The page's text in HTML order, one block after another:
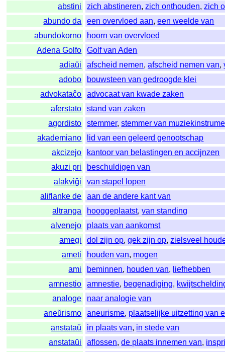
abstini zich abstineren,zich onthouden,zich
abundo da
een overvloed aan,een weelde van
abundokorno
hoorn van overvloed
Adena Golfo
Golf van Aden
adiaŭi
afscheid nemen,afscheid nemen van,
adobo
bouwsteen van gedroogde klei
advokataĉo
advocaat van kwade zaken
aferstato
stand van zaken
agordisto
stemmer,stemmer van
akademiano
lid van een geleerd genootschap
akcizejo
kantoor van belastingen en accijnzen
akuzi pri
beschuldigen van
alakviĝi
van stapel lopen
aliflanke de
aan de andere kant van
altranga
hooggeplaatst,van standing
alvenejo
plaats van aankomst
amegi
dol zijn op,gek zijn op,zielsveel
ameti
houden van, mogen
ami
beminnen, houden van, liefhebben
amnestio
amnestie, begenadiging,
analoge
naar analogie van
aneŭrismo
aneurisme, plaatselijke uitzetting van
anstataŭ
in plaats van, in stede van
anstataŭi
aflossen,de plaats innemen van,